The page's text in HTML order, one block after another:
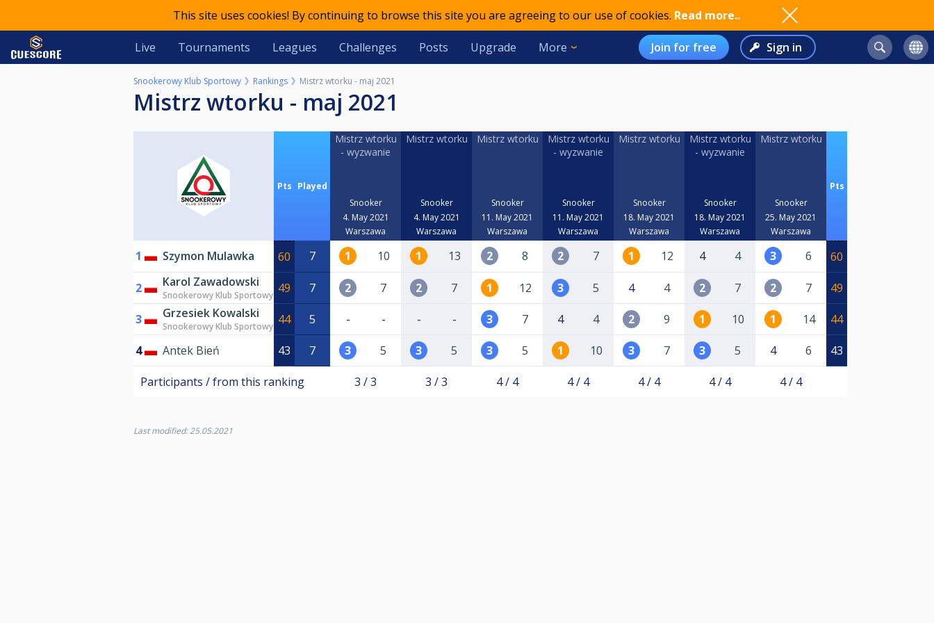
This site uses cookies! By continuing to browse this site you are agreeing to our use of cookies. Read more..
Live Tournaments Leagues Challenges Posts Upgrade More Join for free Sign in
Snookerowy Klub Sportowy Rankings Mistrz wtorku - maj 2021
Mistrz wtorku - maj 2021
Pts Played
Mistrz wtorku
- wyzwanie
Snooker
4. May 2021
Warszawa
Mistrz wtorku
Snooker
4. May 2021
Warszawa
Mistrz wtorku
Snooker
11. May 2021
Warszawa
Mistrz wtorku
- wyzwanie
Snooker
11. May 2021
Warszawa
Mistrz wtorku
Snooker
18. May 2021
Warszawa
Mistrz wtorku
- wyzwanie
Snooker
18. May 2021
Warszawa
Mistrz wtorku
Snooker
25. May 2021
Warszawa
Pts
1 Szymon Mulawka 60 7 1 10 1 13 2 8 2 7 1 12 4 4 3 6 60
2 Karol Zawadowski
Snookerowy Klub Sportowy 49 7 2 7 2 7 1 12 3 5 4 4 2 7 2 7 49
3 Grzesiek Kowalski
Snookerowy Klub Sportowy 44 5 - - - - 3 7 4 4 2 9 1 10 1 14 44
4 Antek Bień 43 7 3 5 3 5 3 5 1 10 3 7 3 5 4 6 43
Participants / from this ranking 3 / 3 3 / 3 4 / 4 4 / 4 4 / 4 4 / 4 4 / 4
Last modified: 25.05.2021